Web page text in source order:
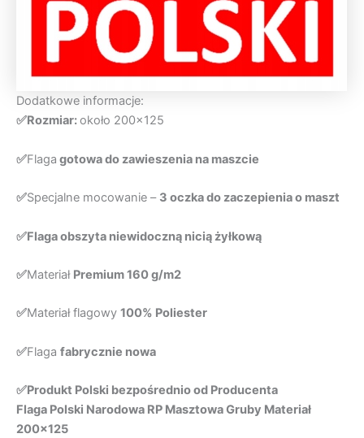
Dodatkowe informacje:
✅Rozmiar:około 200×125
✅Flaga gotowa do zawieszenia na maszcie
✅Specjalne mocowanie – 3 oczka do zaczepienia o maszt
✅Flaga obszyta niewidoczną nicią żyłkową
✅Materiał Premium 160 g/m2
✅Materiał flagowy 100% Poliester
✅Flaga fabrycznie nowa
✅Produkt Polski bezpośrednio od Producenta
Flaga Polski Narodowa RP Masztowa Gruby Materiał
200×125